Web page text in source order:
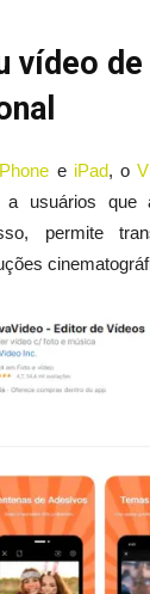
vídeo
e iPad, o
a usuários que
permite